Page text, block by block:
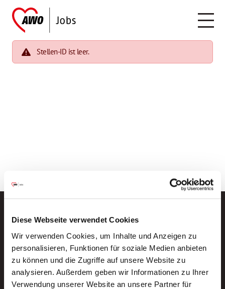
Diese Webseite verwendet Cookies
Wir verwenden Cookies, um Inhalte und Anzeigen zu
personalisieren, Funktionen für soziale Medien anbieten
zu können und die Zugriffe auf unsere Website zu
analysieren. Außerdem geben wir Informationen zu Ihrer
Verwendung unserer Website an unsere Partner für
Stellen-ID ist leer.
Neue Stellen per E-Mail.
Ein kostenloser Service von AWO
Jobs.